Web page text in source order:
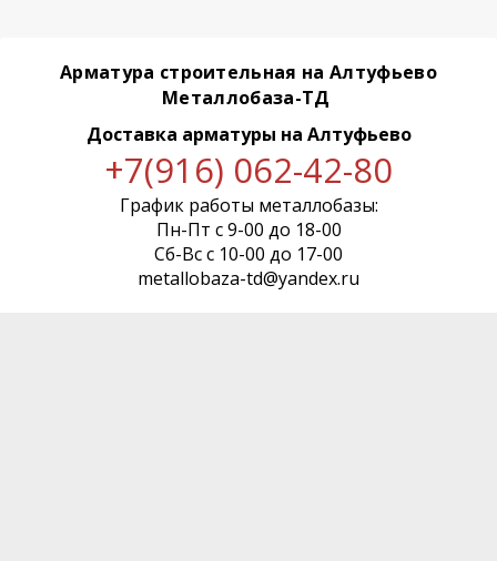
Арматура строительная на Алтуфьево
Металлобаза-ТД
Доставка арматуры на Алтуфьево
+7(916) 062-42-80
График работы металлобазы:
Пн-Пт с 9-00 до 18-00
Сб-Вс с 10-00 до 17-00
metallobaza-td@yandex.ru